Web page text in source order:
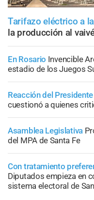
Tarifazo eléctrico a
la producción al
En Rosario Invencible
estadio de los Juegos
Reacción del Presidente
cuestionó a quienes
Asamblea Legislativa
del MPA de Santa Fe
Con tratamiento
Diputados empieza en
sistema electoral de